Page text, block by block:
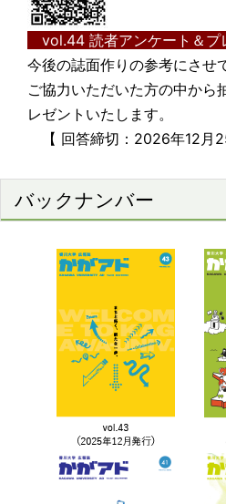
vol.44 読者アンケート＆プ
今後の誌面作りの参考にさせ
ご協力いただいた方の中から
レゼントいたします。
【 回答締切：2026年12月
バックナンバー